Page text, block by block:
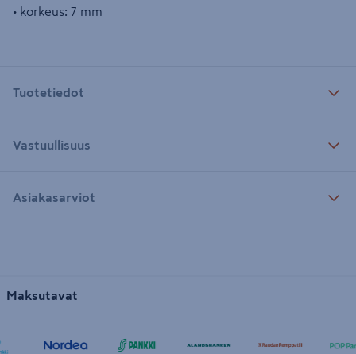
• korkeus: 7 mm
Tuotetiedot
Vastuullisuus
Asiakasarviot
Maksutavat